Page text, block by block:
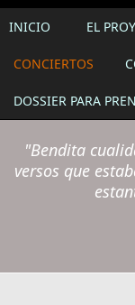
INICIO EL
CONCIERTOS
DOSSIER PARA
"Bendita
versos que